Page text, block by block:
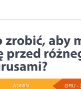
GRU -
ADMIN